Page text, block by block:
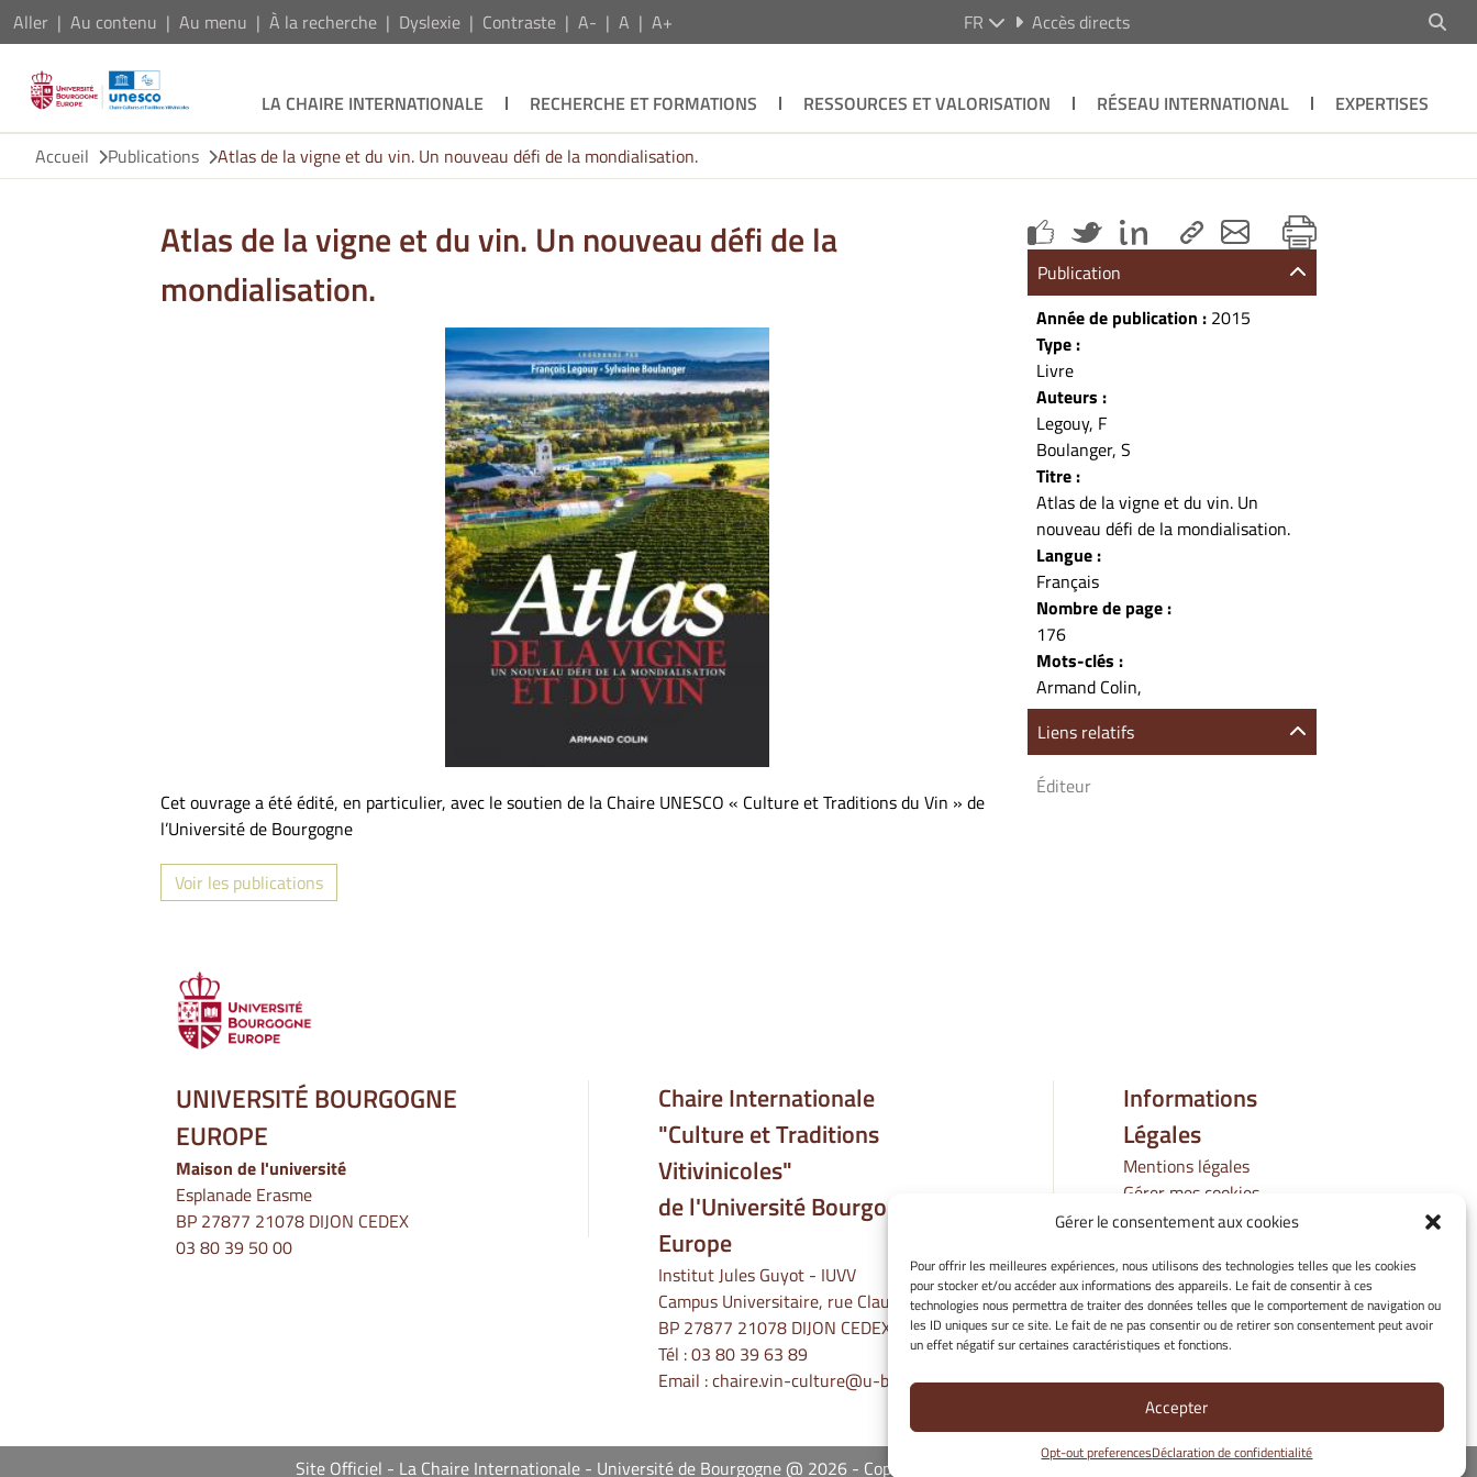
Gérer le consentement aux cookies
Pour offrir les meilleures expériences, nous utilisons des technologies telles que les cookies
pour stocker et/ou accéder aux informations des appareils. Le fait de consentir à ces
technologies nous permettra de traiter des données telles que le comportement de navigation ou
les ID uniques sur ce site. Le fait de ne pas consentir ou de retirer son consentement peut avoir
un effet négatif sur certaines caractéristiques et fonctions.
Accepter
Opt-out preferencesDéclaration de confidentialité
Aller Au contenu Au menu À la recherche Dyslexie Contraste A- A A+ FR Accès directs
LA CHAIRE INTERNATIONALE RECHERCHE ET FORMATIONS RESSOURCES ET VALORISATION RÉSEAU INTERNATIONAL
EXPERTISES
Accueil
Publications Atlas de la vigne et du vin. Un nouveau défi de la mondialisation.
Atlas de la vigne et du vin. Un nouveau défi de la
mondialisation.
Cet ouvrage a été édité, en particulier, avec le soutien de la Chaire UNESCO « Culture et Traditions du Vin » de
l’Université de Bourgogne
Voir les publications
Publication
Année de publication : 2015
Type :
Livre
Auteurs :
Legouy, F
Boulanger, S
Titre :
Atlas de la vigne et du vin. Un
nouveau défi de la mondialisation.
Langue :
Français
Nombre de page :
176
Mots-clés :
Armand Colin,
Liens relatifs
Éditeur
UNIVERSITÉ BOURGOGNE
EUROPE
Maison de l'université
Esplanade Erasme
BP 27877 21078 DIJON CEDEX
03 80 39 50 00
Chaire Internationale
"Culture et Traditions
Vitivinicoles"
de l'Université Bourgogne
Europe
Institut Jules Guyot - IUVV
Campus Universitaire, rue Claude Ladrey
BP 27877 21078 DIJON CEDEX
Tél :03 80 39 63 89
Email :chaire.vin-culture@u-bourgogne.fr
Informations
Légales
Mentions légales
Gérer mes cookies
Politique de cookies
confidentialité
Avertissement
Site Officiel - La Chaire Internationale - Université de Bourgogne @ 2026 Copyright Université de Bourgogne Europe